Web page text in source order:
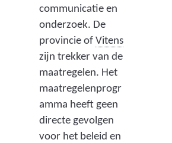
communicatie en
onderzoek. De
provincie of Vitens(
d
zijn trekker van de
maatregelen. Het
maatregelenprogr
amma heeft geen
directe gevolgen
voor het beleid en